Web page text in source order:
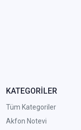
KATEGORİLER
Tüm Kategoriler
Akfon Notevi